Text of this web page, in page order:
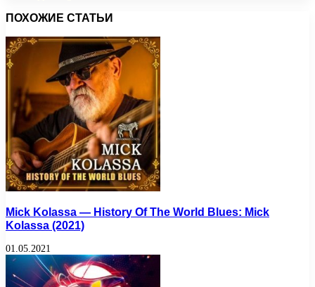
ПОХОЖИЕ СТАТЬИ
Miсk Kоlаssа — History Of The World Blues: Miсk
Kоlаssа (2021)
01.05.2021